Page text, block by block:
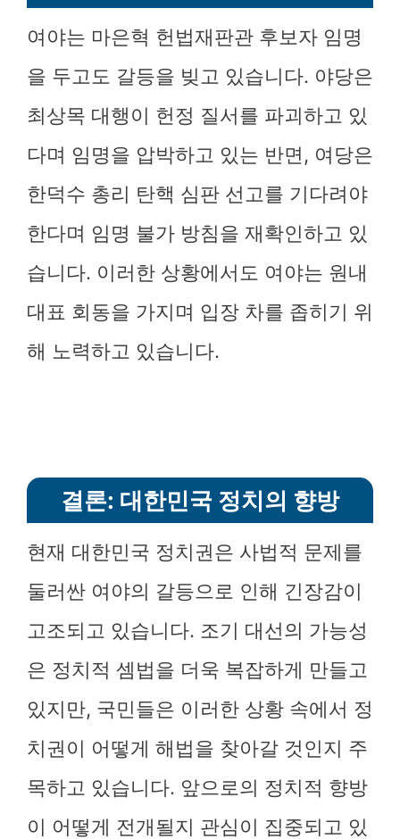
여야는 마은혁 헌법재판관 후보자 임명
을 두고도 갈등을 빚고 있습니다. 야당은
최상목 대행이 헌정 질서를 파괴하고 있
다며 임명을 압박하고 있는 반면, 여당은
한덕수 총리 탄핵 심판 선고를 기다려야
한다며 임명 불가 방침을 재확인하고 있
습니다. 이러한 상황에서도 여야는 원내
대표 회동을 가지며 입장 차를 좁히기 위
해 노력하고 있습니다.
결론: 대한민국 정치의 향방
현재 대한민국 정치권은 사법적 문제를
둘러싼 여야의 갈등으로 인해 긴장감이
고조되고 있습니다. 조기 대선의 가능성
은 정치적 셈법을 더욱 복잡하게 만들고
있지만, 국민들은 이러한 상황 속에서 정
치권이 어떻게 해법을 찾아갈 것인지 주
목하고 있습니다. 앞으로의 정치적 향방
이 어떻게 전개될지 관심이 집중되고 있